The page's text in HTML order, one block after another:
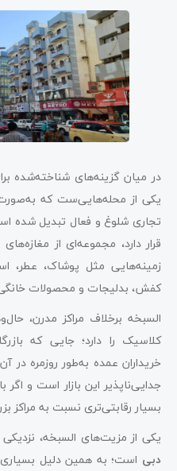
در میان گزینه‌های شناخته‌شده
یکی از محله‌هایی‌ست که
تجاری شلوغ و فعال تبدیل شده
قرار دارد، مجموعه‌ای از
زمینه‌هایی مثل پوشاک، عطر،
کفش، بدلیجات و محصولات
السبخه برخلاف مراکز مدرن،
کلاسیک را دارد؛ جایی که
خریداران عمده به‌طور روزمره
جدایی‌ناپذیر این بازار است و
بسیار رقابتی‌تری نسبت به مراکز
یکی از مزیت‌های السبخه،
دبی است؛ به همین دلیل بسیاری